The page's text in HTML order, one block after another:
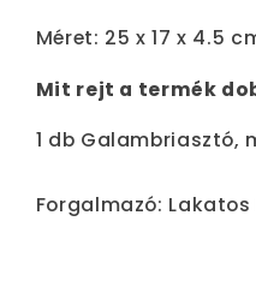
Méret: 25 x 17 x 4.5
Mit rejt a termék
1 db Galambriasztó,
Forgalmazó: Lakatos